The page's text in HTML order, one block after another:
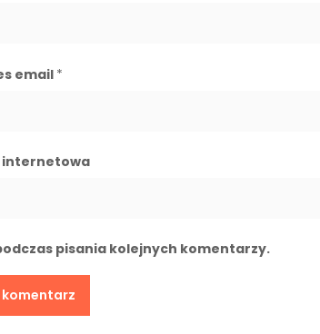
email*
pisania kolejnych komentarzy.